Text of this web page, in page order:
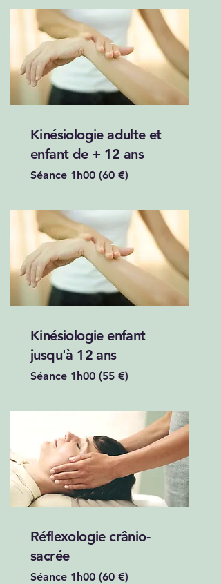
Séance 1h00 (60 €)
Kinésiologie adulte et
enfant de + 12 ans
Séance 1h00 (55 €)
Kinésiologie enfant
jusqu'à 12 ans
Séance 1h00 (60 €)
Réflexologie crânio-
sacrée